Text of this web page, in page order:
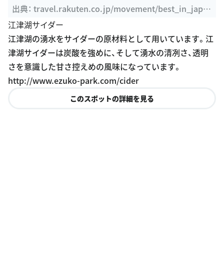
出典： travel.rakuten.co.jp/movement/best_in_japa
n/201508
江津湖サイダー
江津湖の湧水をサイダーの原材料として用いています。江
津湖サイダーは炭酸を強めに、そして湧水の清冽さ、透明
さを意識した甘さ控えめの風味になっています。
http://www.ezuko-park.com/cider
このスポットの詳細を見る